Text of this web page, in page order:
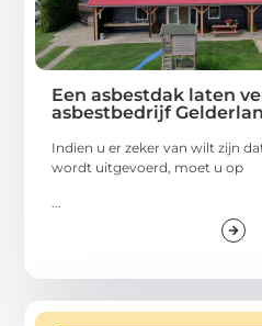
Een asbestdak laten
asbestbedrijf
Indien u er zeker van wilt zijn
wordt uitgevoerd, moet u op
...